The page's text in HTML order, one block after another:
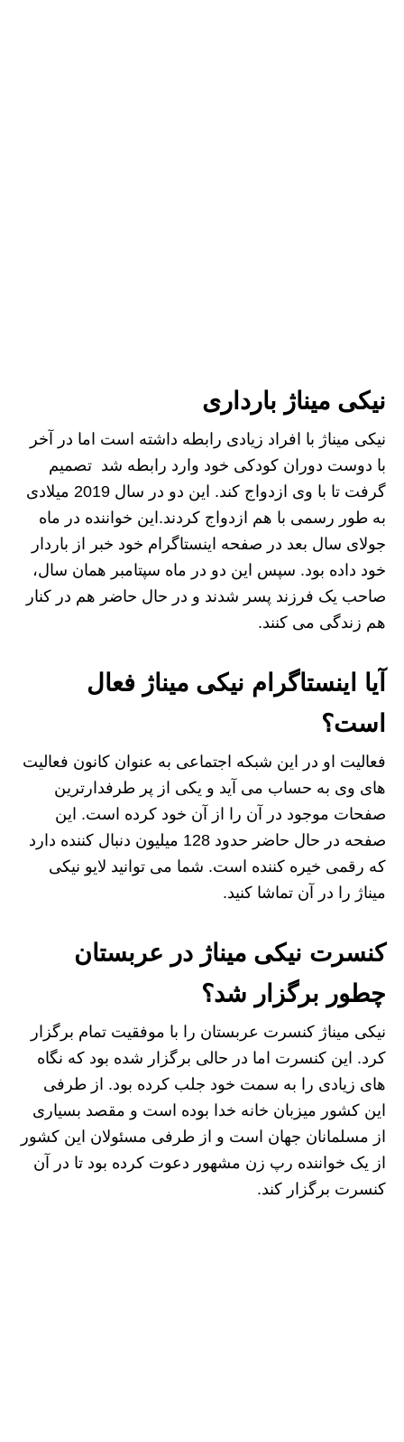
نیکی میناژ بارداری
نیکی میناژ با افراد زیادی رابطه داشته است اما در آخر
با دوست دوران کودکی خود وارد رابطه شد تصمیم
گرفت تا با وی ازدواج کند. این دو در سال 2019 میلادی
به طور رسمی با هم ازدواج کردند.این خواننده در ماه
جولای سال بعد در صفحه اینستاگرام خود خبر از باردار
خود داده بود. سپس این دو در ماه سپتامبر همان سال،
صاحب یک فرزند پسر شدند و در حال حاضر هم در کنار
هم زندگی می کنند.
آیا اینستاگرام نیکی میناژ فعال
است؟
فعالیت او در این شبکه اجتماعی به عنوان کانون فعالیت
های وی به حساب می آید و یکی از پر طرفدارترین
صفحات موجود در آن را از آن خود کرده است. این
صفحه در حال حاضر حدود 128 میلیون دنبال کننده دارد
که رقمی خیره کننده است. شما می توانید لایو نیکی
میناژ را در آن تماشا کنید.
کنسرت نیکی میناژ در عربستان
چطور برگزار شد؟
نیکی میناژ کنسرت عربستان را با موفقیت تمام برگزار
کرد. این کنسرت اما در حالی برگزار شده بود که نگاه
های زیادی را به سمت خود جلب کرده بود. از طرفی
این کشور میزبان خانه خدا بوده است و مقصد بسیاری
از مسلمانان جهان است و از طرفی مسئولان این کشور
از یک خواننده رپ زن مشهور دعوت کرده بود تا در آن
کنسرت برگزار کند.